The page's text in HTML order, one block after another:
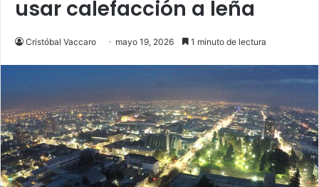
usar calefacción a leña
Cristóbal Vaccaro mayo 19, 2026 1 minuto de lectura